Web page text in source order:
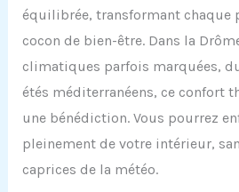
équilibrée, transformant chaque
cocon de bien-être. Dans la
climatiques parfois marquées,
étés méditerranéens, ce confort
une bénédiction. Vous pourrez
pleinement de votre intérieur,
caprices de la météo.